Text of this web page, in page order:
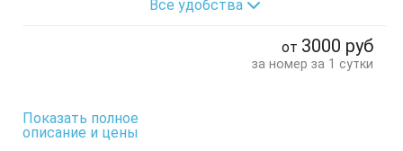
Кровать двуспальная
Пуфик Стол
Все удобства
от 3000 руб
за номер за 1 сутки
Показать полное
описание и цены